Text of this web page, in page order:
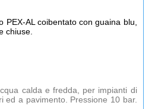
PEX-AL coibentato con guaina blu,
chiuse.
calda e fredda, per impianti di
ed a pavimento. Pressione 10 bar.